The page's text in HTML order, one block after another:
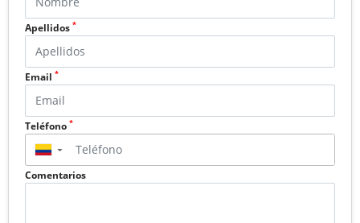
Apellidos *
Email *
Teléfono *
▼
Comentarios